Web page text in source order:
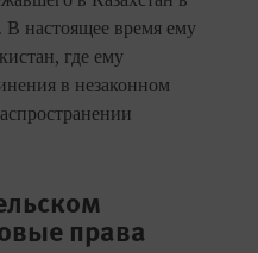
настоящее время ему
где ему
в незаконном
права